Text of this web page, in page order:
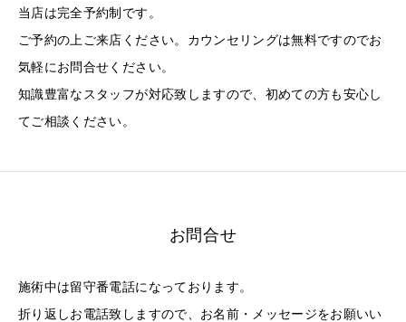
当店は完全予約制です。
ご予約の上ご来店ください。カウンセリングは無料ですのでお
気軽にお問合せください。
知識豊富なスタッフが対応致しますので、初めての方も安心し
てご相談ください。
お問合せ
施術中は留守番電話になっております。
折り返しお電話致しますので、お名前・メッセージをお願いい